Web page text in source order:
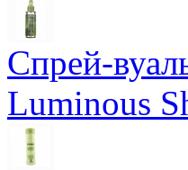
Спрей-
Luminous